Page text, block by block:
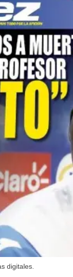
digitales.